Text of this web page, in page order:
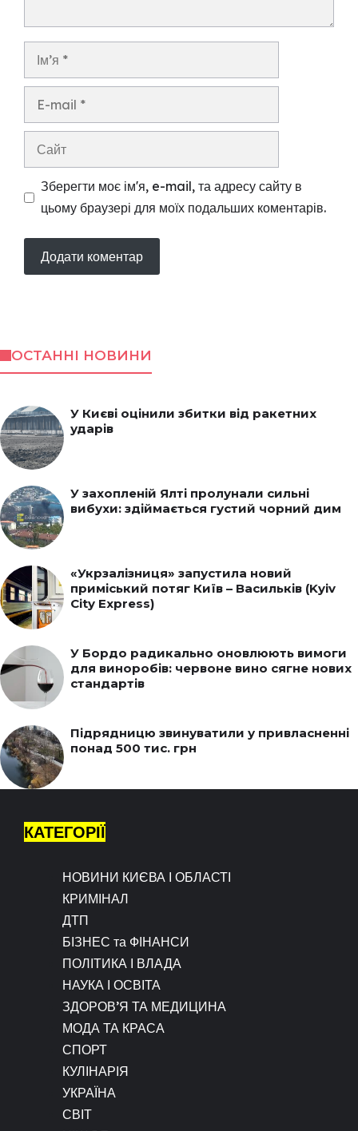
Ім’я
Сайт
Зберегти моє ім'я, e-mail, та адресу сайту в
цьому браузері для моїх подальших коментарів.
ОСТАННІ НОВИНИ
У Києві оцінили збитки від ракетних
ударів
У захопленій Ялті пролунали сильні
вибухи: здіймається густий чорний дим
«Укрзалізниця» запустила новий
приміський потяг Київ – Васильків (Kyiv
City Express)
У Бордо радикально оновлюють вимоги
для виноробів: червоне вино сягне нових
стандартів
Підрядницю звинуватили у привласненні
понад 500 тис. грн
КАТЕГОРІЇ
НОВИНИ КИЄВА І ОБЛАСТІ
КРИМІНАЛ
ДТП
БІЗНЕС та ФІНАНСИ
ПОЛІТИКА І ВЛАДА
НАУКА І ОСВІТА
ЗДОРОВ’Я ТА МЕДИЦИНА
МОДА ТА КРАСА
СПОРТ
КУЛІНАРІЯ
УКРАЇНА
СВІТ